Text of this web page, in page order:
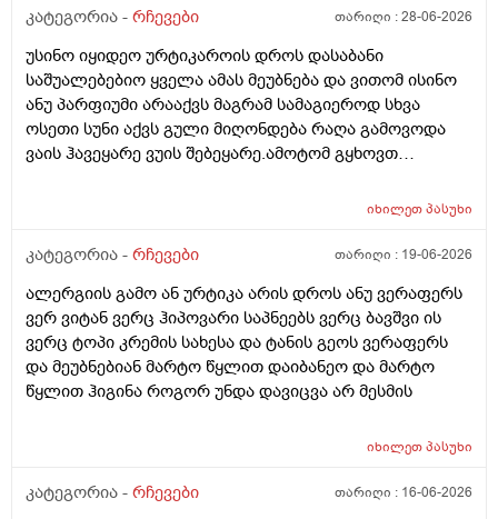
შემიხლია ვიტანკები.რამე მირჩიეთ დამპუნი რა რომ
ამექავოს.ბიბხიანოს შამპუნი რომ ვიყიდო ბაბეზ3
უარესი ხომ არარის?მხოლპდ ბიბცოანის საპობს იტანს
ტანოს კანი მაგრამ შამპუნი აოხმაროა და ასე მგონია
ბაბე იფრო ნახია და თუ ბაბე მახლევს ქავილს ბიბჩენი
იგრო მომცემს?სავატაუდოთ სიმშრალისგან მექავება
ბინჩენი უკეთესია რონელი?სხვადასხვა აქვს ბუბჩენს
კატეგორია - რჩევები თარიღი :28-06-2026
უსინო იყიდეო ურტიკაროის დროს დასაბანი
საშუალებებიო ყველა ამას მეუბნება და ვითომ ისინო
ანუ პარფიუმი არააქვს მაგრამ სამაგიეროდ სხვა
ოსეთი სუნი აქვს გული მიღონდება რაღა გამოვოდა
ვაის ჰავეყარე ვუის შებეყარე.ამოტომ გყხოვთ
დამატენიანებელ შამპუნს თაფლით რომ აროს იმას და
ბუბჩენის შამპუნი რომ ვიყიდო იმად?
იხილეთპასუხი
კატეგორია - რჩევები თარიღი : 19-06-2026
ალერგიის გამო ან ურტიკა არის დროს ანუ ვერაფერს
ვერ ვიტან ვერც ჰიპოვარი საპნეებს ვერც ბავშვი ის
ვერც ტოპი კრემის სახესა და ტანის გეოს ვერაფერს
და მეუბნებიან მარტო წყლით დაიბანეო და მარტო
წყლით ჰიგინა როგორ უნდა დავიცვა არ მესმის
იხილეთპასუხი
კატეგორია - რჩევები თარიღი : 16-06-2026